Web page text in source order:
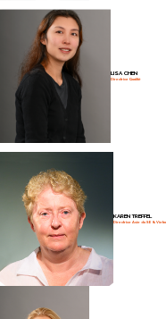
LISA CHEN
Directrice Qualité
KAREN TREFFEL
Directrice Asie du SE &